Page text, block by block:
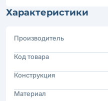
Характеристики
Производитель
Код товара
Конструкция
Материал